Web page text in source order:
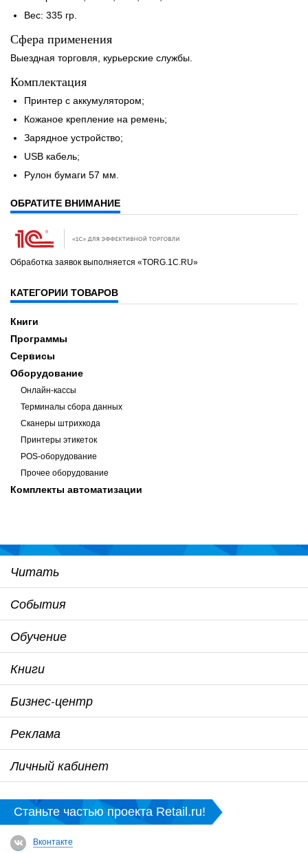
Вес: 335 гр.
Сфера применения
Выездная торговля, курьерские службы.
Комплектация
Принтер с аккумулятором;
Кожаное крепление на ремень;
Зарядное устройство;
USB кабель;
Рулон бумаги 57 мм.
ОБРАТИТЕ ВНИМАНИЕ
Обработка заявок выполняется «TORG.1C.RU»
КАТЕГОРИИ ТОВАРОВ
Книги
Программы
Сервисы
Оборудование
Онлайн-кассы
Терминалы сбора данных
Сканеры штрихкода
Принтеры этикеток
POS-оборудование
Прочее оборудование
Комплекты автоматизации
Читать
События
Обучение
Книги
Бизнес-центр
Реклама
Личный кабинет
Станьте частью проекта Retail.ru!
Вконтакте